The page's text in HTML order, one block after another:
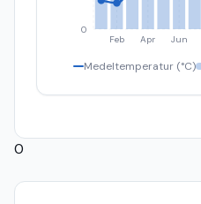
Feb Apr Jun
0
Medeltemperatur (°C)
0